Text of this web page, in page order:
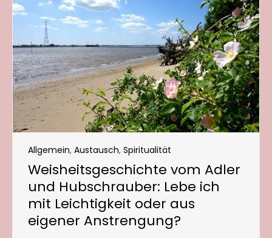
Allgemein, Austausch, Spiritualität
Weisheitsgeschichte vom Adler
und Hubschrauber: Lebe ich
mit Leichtigkeit oder aus
eigener Anstrengung?